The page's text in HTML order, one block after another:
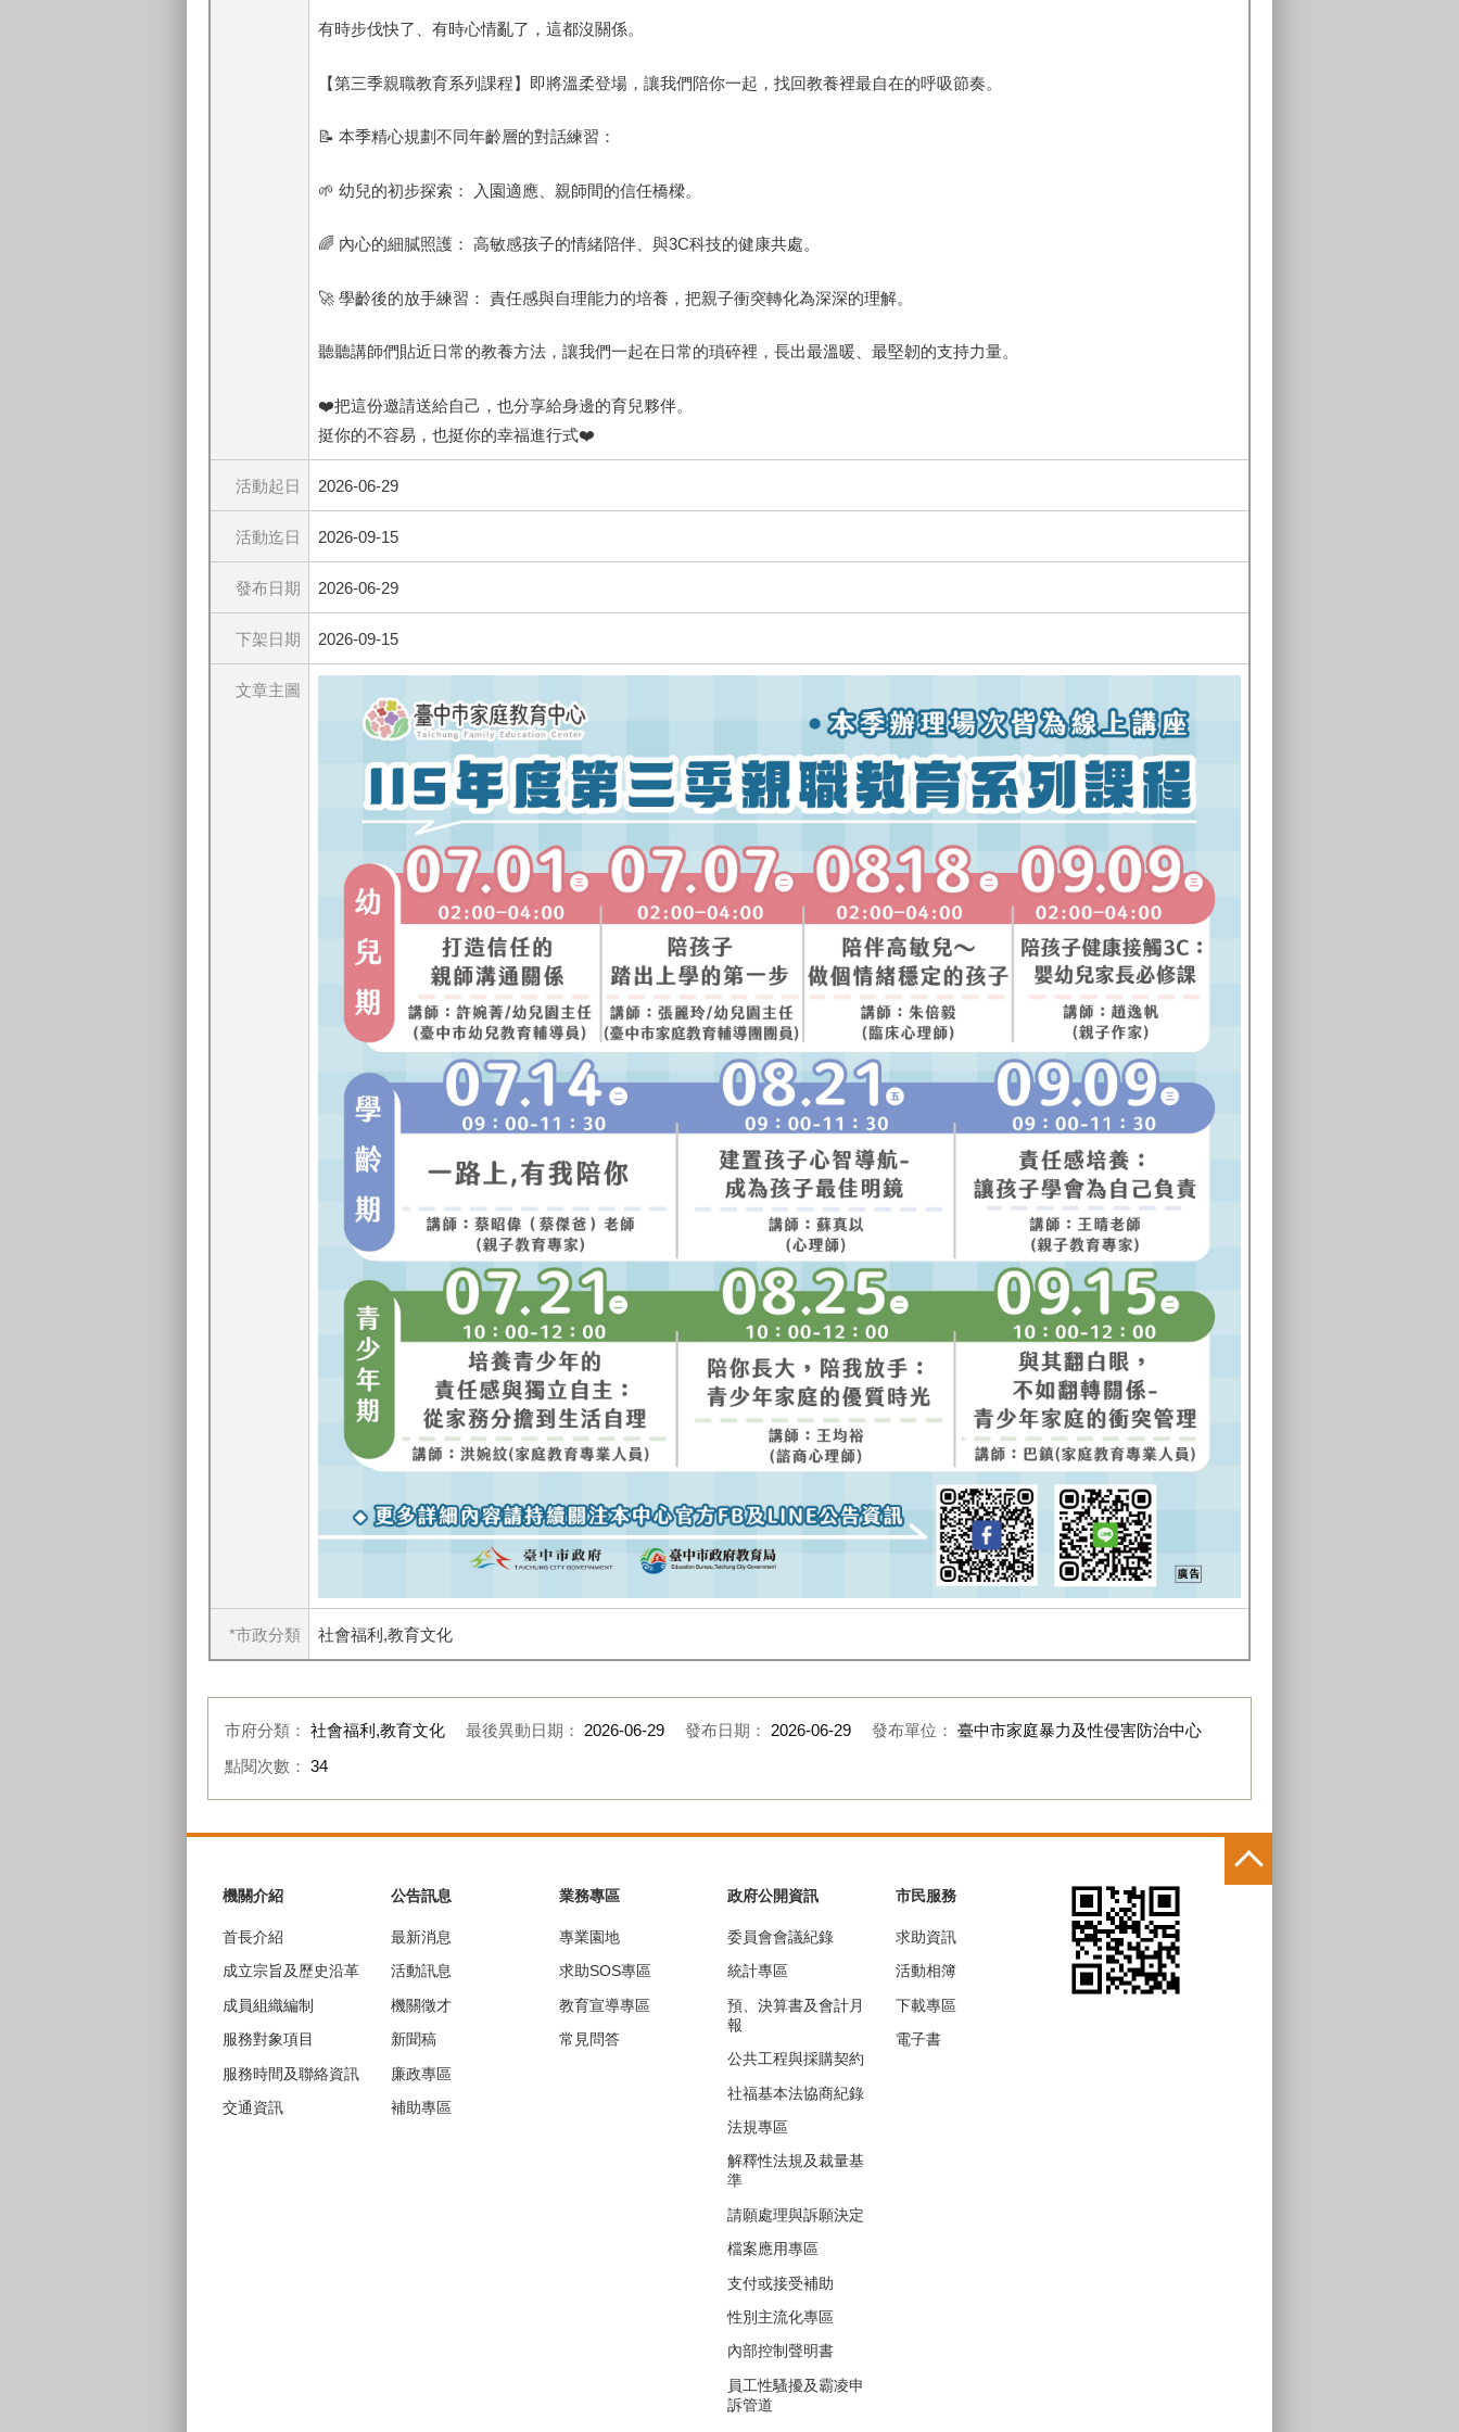
有時步伐快了、有時心情亂了，這都沒關係。
【第三季親職教育系列課程】即將溫柔登場，讓我們陪你一起，找回教養裡最自在的呼吸節奏。
📝 本季精心規劃不同年齡層的對話練習：
🌱 幼兒的初步探索： 入園適應、親師間的信任橋樑。
🌈 內心的細膩照護： 高敏感孩子的情緒陪伴、與3C科技的健康共處。
🚀 學齡後的放手練習： 責任感與自理能力的培養，把親子衝突轉化為深深的理解。
聽聽講師們貼近日常的教養方法，讓我們一起在日常的瑣碎裡，長出最溫暖、最堅韌的支持力量。
❤️把這份邀請送給自己，也分享給身邊的育兒夥伴。
挺你的不容易，也挺你的幸福進行式❤️
活動起日 2026-06-29
活動迄日 2026-09-15
發布日期 2026-06-29
下架日期 2026-09-15
文章主圖
*市政分類 社會福利,教育文化
市府分類： 社會福利,教育文化 最後異動日期： 2026-06-29 發布日期： 2026-06-29 發布單位： 臺中市家庭暴力及性侵害防治中心
點閱次數： 34
機關介紹
首長介紹
成立宗旨及歷史沿革
成員組織編制
服務對象項目
服務時間及聯絡資訊
交通資訊
公告訊息
最新消息
活動訊息
機關徵才
新聞稿
廉政專區
補助專區
業務專區
專業園地
求助SOS專區
教育宣導專區
常見問答
政府公開資訊
委員會會議紀錄
統計專區
預、決算書及會計月
報
公共工程與採購契約
社福基本法協商紀錄
法規專區
解釋性法規及裁量基
準
請願處理與訴願決定
檔案應用專區
支付或接受補助
性別主流化專區
內部控制聲明書
員工性騷擾及霸凌申
訴管道
市民服務
求助資訊
活動相簿
下載專區
電子書